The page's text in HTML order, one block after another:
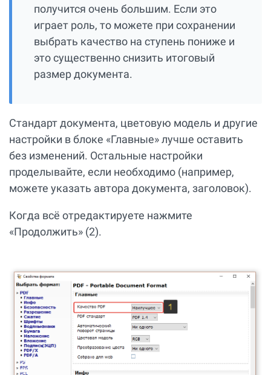
получится очень большим. Если это
играет роль, то можете при сохранении
выбрать качество на ступень пониже и
это существенно снизить итоговый
размер документа.
Стандарт документа, цветовую модель и другие
настройки в блоке «Главные» лучше оставить
без изменений. Остальные настройки
проделывайте, если необходимо (например,
можете указать автора документа, заголовок).
Когда всё отредактируете нажмите
«Продолжить» (2).